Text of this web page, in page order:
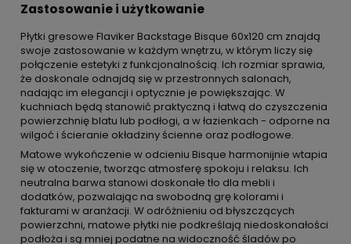
Zastosowanie i użytkowanie
Płytki gresowe Flaviker Backstage Bisque 60x120 cm znajdą
swoje zastosowanie w każdym wnętrzu, w którym liczy się
połączenie estetyki z funkcjonalnością. Ich rozmiar sprawia,
że doskonale odnajdą się w przestronnych salonach,
nadając im elegancji i optycznie je powiększając. W
kuchniach będą stanowić praktyczną i łatwą do czyszczenia
powierzchnię blatu lub podłogi, a w łazienkach - odporne na
wilgoć i ścieranie okładziny ścienne oraz podłogowe.
Matowe wykończenie w odcieniu Bisque harmonijnie wtapia
się w otoczenie, tworząc atmosferę spokoju i relaksu. Ich
neutralna barwa stanowi doskonałe tło dla mebli i
dodatków, pozwalając na swobodną grę kolorami i
fakturami w aranżacji. W odróżnieniu od błyszczących
powierzchni, matowe płytki nie podkreślają niedoskonałości
podłoża i są mniej podatne na widoczność śladów po